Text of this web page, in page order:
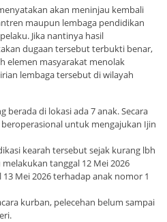
akan meninjau kembali
maupun lembaga pendidikan
Jika nantinya hasil
dugaan tersebut terbukti benar,
elemen masyarakat menolak
lembaga tersebut di wilayah
berada di lokasi ada 7 anak. Secara
untuk mengajukan Ijin
kearah tersebut sejak kurang lbh
tanggal 12 Mei 2026
Mei 2026 terhadap anak nomor 1
kurban, pelecehan belum sampai